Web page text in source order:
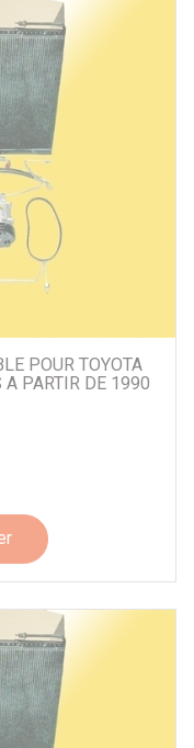
POUR TOYOTA
PARTIR DE 1990